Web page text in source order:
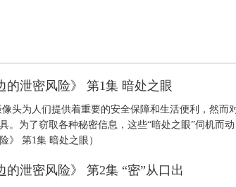
的泄密风险》 第1集 暗处之眼
头为人们提供着重要的安全保障和生活便利，然而
。为了窃取各种秘密信息，这些“暗处之眼”伺机而动
》 第1集 暗处之眼）
的泄密风险》 第2集 “密”从口出